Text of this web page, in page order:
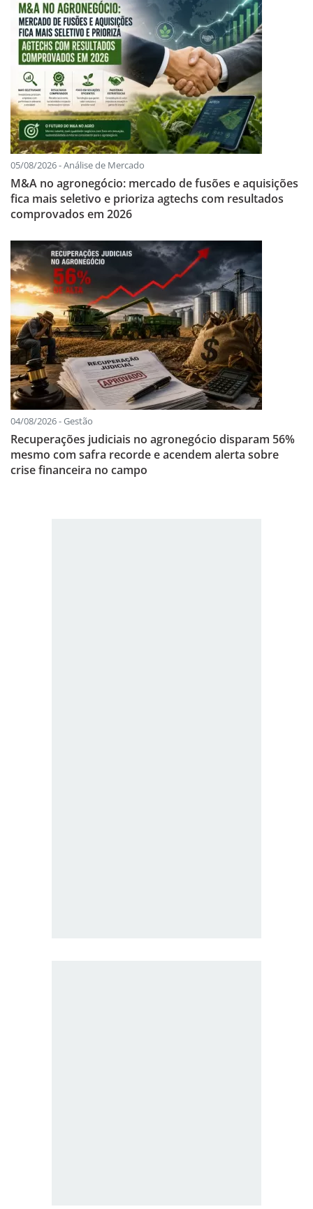
05/08/2026 - Análise de Mercado
M&A no agronegócio: mercado de fusões e aquisições
fica mais seletivo e prioriza agtechs com resultados
comprovados em 2026
04/08/2026 - Gestão
Recuperações judiciais no agronegócio disparam 56%
mesmo com safra recorde e acendem alerta sobre
crise financeira no campo